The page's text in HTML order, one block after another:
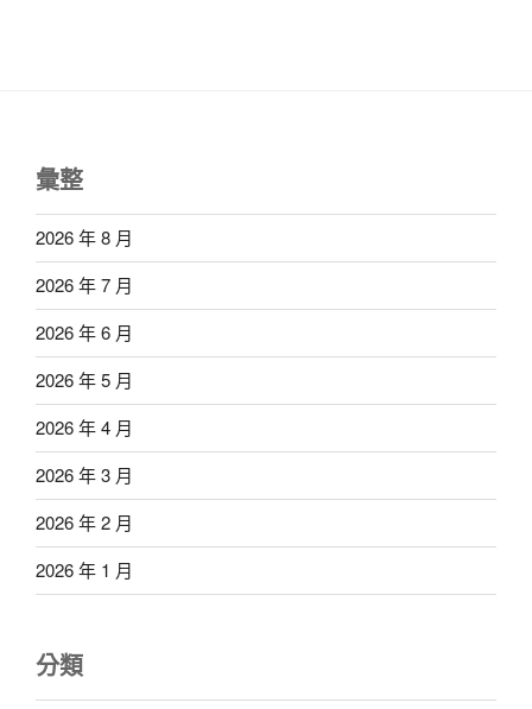
彙整
2026 年 8 月
2026 年 7 月
2026 年 6 月
2026 年 5 月
2026 年 4 月
2026 年 3 月
2026 年 2 月
2026 年 1 月
分類